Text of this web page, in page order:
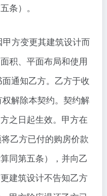
条）。
方变更其建筑设计而
积、平面布局和使用
通知乙方。乙方于收
解除本契约。契约解
之日起生效。甲方在
乙方已付的购房价款
同第五条），并向乙
建筑设计不告知乙方